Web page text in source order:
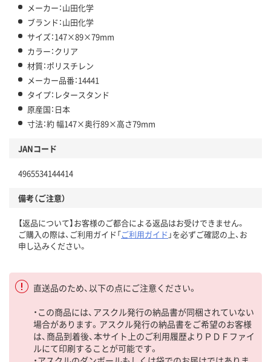
メーカー：山田化学
ブランド：山田化学
サイズ：147×89×79mm
カラー：クリア
材質：ポリスチレン
メーカー品番：14441
タイプ：レタースタンド
原産国：日本
寸法：約 幅147×奥行89×高さ79mm
JANコード
4965534144414
備考（ご注意）
【返品について】お客様のご都合による返品はお受けできません。
ご購入の際は、ご利用ガイド「ご利用ガイド 」を必ずご確認の上、お
申し込みください。
直送品のため、以下の点にご注意ください。
・この商品には、アスクル発行の納品書が同梱されていない
場合があります。アスクル発行の納品書をご希望のお客様
は、商品到着後、本サイト上のご利用履歴よりＰＤＦファイ
ルにて印刷することが可能です。